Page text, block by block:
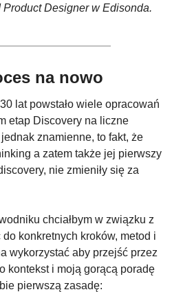
Designer w Edisonda.
na nowo
lat powstało wiele opracowań
etap Discovery na liczne
znamienne, to fakt, że
a zatem także jej pierwszy
nie zmieniły się za
chciałbym w związku z
konkretnych kroków, metod i
wykorzystać aby przejść przez
kontekst i moją gorącą poradę
pierwszą zasadę: